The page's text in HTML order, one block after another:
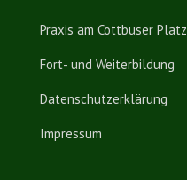
Praxis am Cottbuser Platz
Fort- und Weiterbildung
Datenschutzerklärung
Impressum